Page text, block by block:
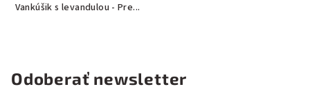
Vankúšik s levandulou - Pre...
Odoberať newsletter